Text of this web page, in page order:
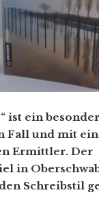
ist ein
Fall und mit
Ermittler. Der
in
Schreibstil